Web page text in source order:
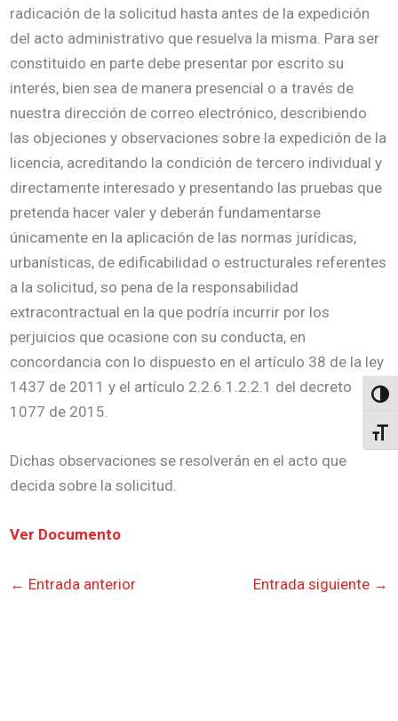
radicación de la solicitud hasta antes de la expedición
del acto administrativo que resuelva la misma. Para ser
constituido en parte debe presentar por escrito su
interés, bien sea de manera presencial o a través de
nuestra dirección de correo electrónico, describiendo
las objeciones y observaciones sobre la expedición de la
licencia, acreditando la condición de tercero individual y
directamente interesado y presentando las pruebas que
pretenda hacer valer y deberán fundamentarse
únicamente en la aplicación de las normas jurídicas,
urbanísticas, de edificabilidad o estructurales referentes
a la solicitud, so pena de la responsabilidad
extracontractual en la que podría incurrir por los
perjuicios que ocasione con su conducta, en
concordancia con lo dispuesto en el artículo 38 de la ley
1437 de 2011 y el artículo 2.2.6.1.2.2.1 del decreto
1077 de 2015.
Dichas observaciones se resolverán en el acto que
decida sobre la solicitud.
Ver Documento
← Entrada anterior Entrada siguiente →